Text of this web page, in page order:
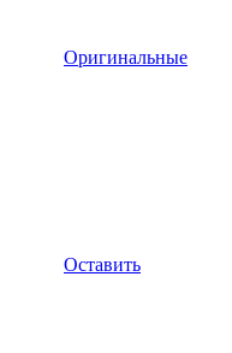
Оригинальные
Оставить